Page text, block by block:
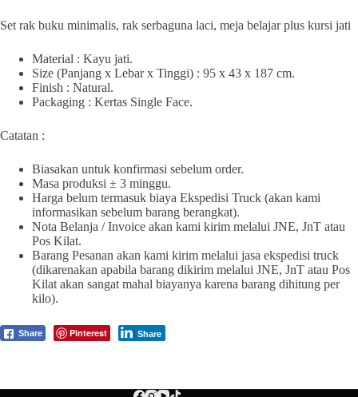
Set rak buku minimalis, rak serbaguna laci, meja belajar plus kursi jati
Material : Kayu jati.
Size (Panjang x Lebar x Tinggi) : 95 x 43 x 187 cm.
Finish : Natural.
Packaging : Kertas Single Face.
Catatan :
Biasakan untuk konfirmasi sebelum order.
Masa produksi ± 3 minggu.
Harga belum termasuk biaya Ekspedisi Truck (akan kami
informasikan sebelum barang berangkat).
Nota Belanja / Invoice akan kami kirim melalui JNE, JnT atau
Pos Kilat.
Barang Pesanan akan kami kirim melalui jasa ekspedisi truck
(dikarenakan apabila barang dikirim melalui JNE, JnT atau Pos
Kilat akan sangat mahal biayanya karena barang dihitung per
kilo).
Share Pinterest Share